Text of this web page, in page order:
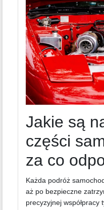
Jakie są
części
za co
Każda podróż
aż po bezpieczne
precyzyjnej współpracy